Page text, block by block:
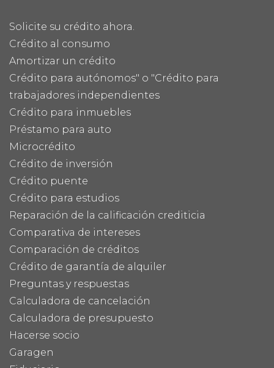
Solicite su crédito ahora.
Crédito al consumo
Amortizar un crédito
Crédito para autónomos" o "Crédito para
trabajadores independientes
Crédito para inmuebles
Préstamo para auto
Microcrédito
Crédito de inversión
Crédito puente
Crédito para estudios
Reparación de la calificación crediticia
Comparativa de intereses
Comparación de créditos
Crédito de garantía de alquiler
Preguntas y respuestas
Calculadora de cancelación
Calculadora de presupuesto
Hacerse socio
Garagen